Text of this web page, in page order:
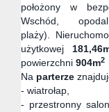
położony w
Wschód,
plaży).
użytkowej
powierzchni 904m2
Na parterze
- wiatrołap,
- przestronny